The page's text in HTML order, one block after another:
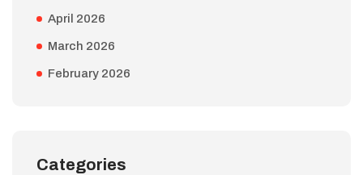
April 2026
March 2026
February 2026
Categories